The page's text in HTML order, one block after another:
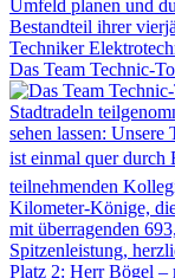
Das Team Technic-